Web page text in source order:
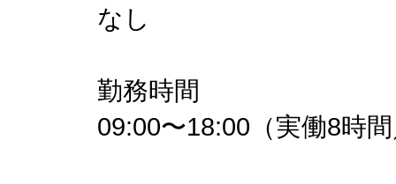
なし
勤務時間
09:00〜18:00（実働8時